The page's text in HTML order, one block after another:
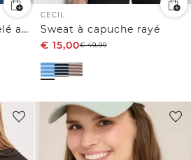
Veste en velours côtelé avec capuche
CECIL
Sweat à capuche rayé
€ 15,00€49,99